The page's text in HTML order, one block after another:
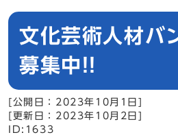
文化芸術人材バ
募集中!!
[公開日：2023年10月1日]
[更新日：2023年10月2日]
ID:1633